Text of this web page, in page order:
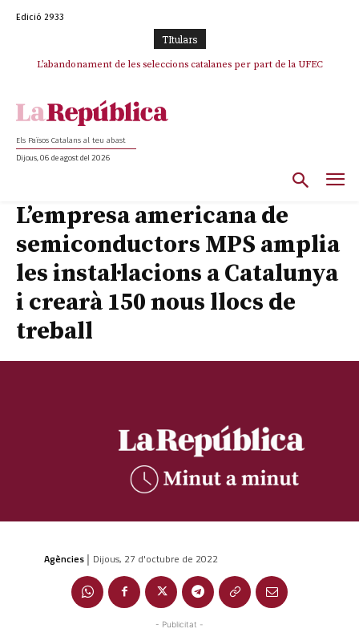
Edició 2933
TItulars
L’abandonament de les seleccions catalanes per part de la UFEC
TV3 perd el lideratge després de 23 mesos: Una deriva sense continguts i
Els Països Catalans al teu abast
Dijous, 06 de agost del 2026
L’empresa americana de
semiconductors MPS amplia
les instal·lacions a Catalunya
i crearà 150 nous llocs de
treball
Agències | Dijous, 27 d'octubre de 2022
- Publicitat -